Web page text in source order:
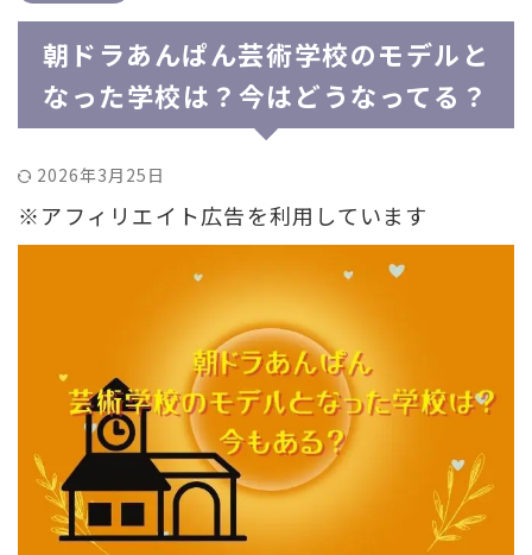
朝ドラあんぱん芸術学校のモデルと
なった学校は？今はどうなってる？
2026年3月25日
※アフィリエイト広告を利用しています